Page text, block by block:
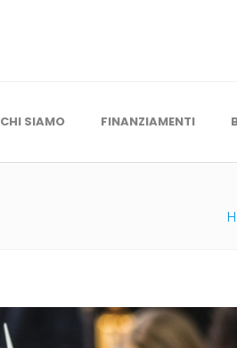
CHI SIAMO FINANZIAMENTI